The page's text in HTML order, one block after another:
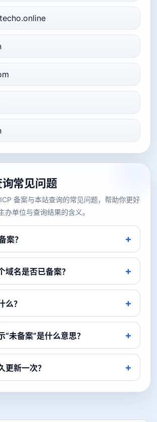
常见问题
备案与本站查询的常见问题，帮助你更好
办单位与查询结果的含义。
案？
域名是否已备案？
么？
“未备案”是什么意思？
更新一次？